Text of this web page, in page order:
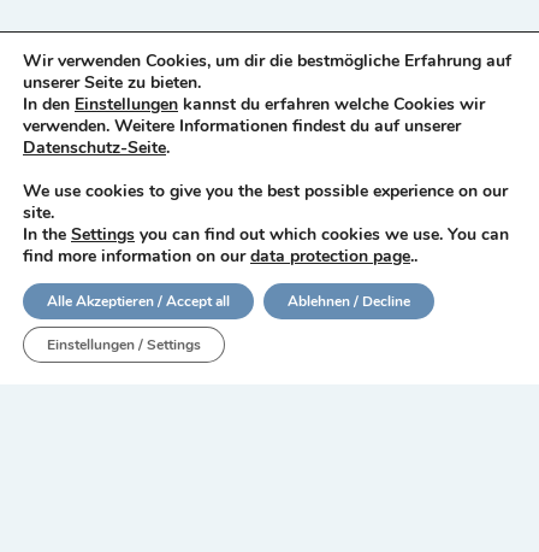
Wir verwenden Cookies, um dir die bestmögliche Erfahrung auf
unserer Seite zu bieten.
In den Einstellungen kannst du erfahren welche Cookies wir
verwenden. Weitere Informationen findest du auf unserer
Datenschutz-Seite.
We use cookies to give you the best possible experience on our
site.
In the Settings you can find out which cookies we use. You can
find more information on ourdata protection page..
Alle Akzeptieren / Accept all Ablehnen / Decline
Einstellungen / Settings